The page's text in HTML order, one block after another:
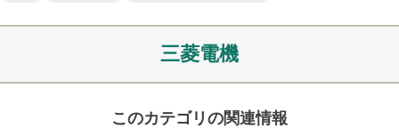
三菱電機
このカテゴリの関連情報